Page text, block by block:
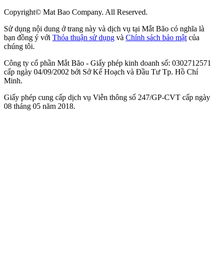
Copyright© Mat Bao Company. All Reserved.
Sử dụng nội dung ở trang này và dịch vụ tại Mắt Bão có nghĩa là
bạn đồng ý với Thỏa thuận sử dụng và Chính sách bảo mật của
chúng tôi.
Công ty cổ phần Mắt Bão - Giấy phép kinh doanh số: 0302712571
cấp ngày 04/09/2002 bởi Sở Kế Hoạch và Đầu Tư Tp. Hồ Chí
Minh.
Giấy phép cung cấp dịch vụ Viễn thông số 247/GP-CVT cấp ngày
08 tháng 05 năm 2018.